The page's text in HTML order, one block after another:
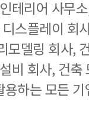
테리어 사무
스플레이 회
모델링 회사,
비 회사, 건축
하는 모든